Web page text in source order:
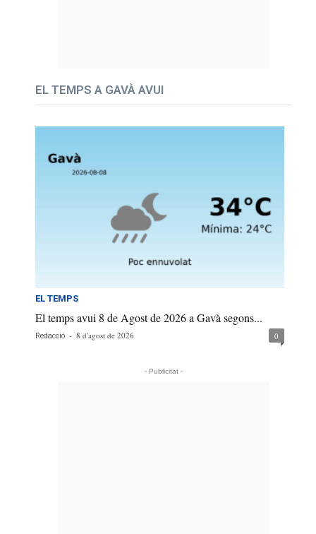
EL TEMPS A GAVÀ AVUI
EL TEMPS
El temps avui 8 de Agost de 2026 a Gavà segons...
Redacció - 8 d'agost de 2026 0
- Publicitat -